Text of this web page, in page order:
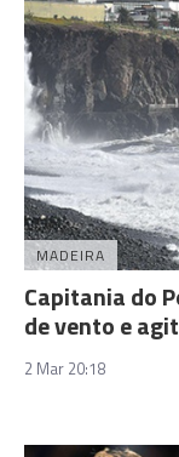
MADEIRA
Capitania do
de vento e
2 Mar 20:18